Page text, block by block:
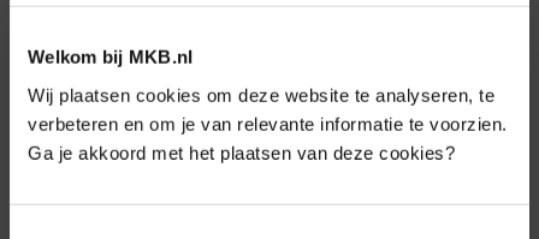
Welkom bij MKB.nl
Wij plaatsen cookies om deze website te analyseren, te
verbeteren en om je van relevante informatie te voorzien.
Ga je akkoord met het plaatsen van deze cookies?
Schrijf je in
Direct naar
Over ons